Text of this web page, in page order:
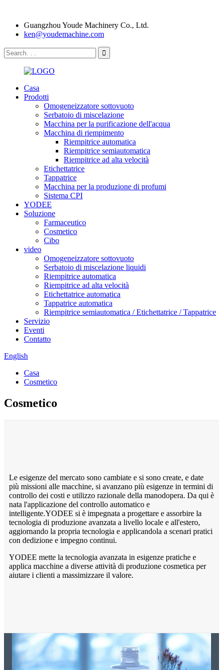
Guangzhou Youde Machinery Co., Ltd.
ken@youdemachine.com
Casa
Prodotti
Omogeneizzatore sottovuoto
Serbatoio di miscelazione
Macchina per la purificazione dell'acqua
Macchina di riempimento
Riempitrice automatica
Riempitrice semiautomatica
Riempitrice ad alta velocità
Etichettatrice
Tappatrice
Macchina per la produzione di profumi
Sistema CPI
YODEE
Soluzione
Farmaceutico
Cosmetico
Cibo
video
Omogeneizzatore sottovuoto
Serbatoio di miscelazione liquidi
Riempitrice automatica
Riempitrice ad alta velocità
Etichettatrice automatica
Tappatrice automatica
Riempitrice semiautomatica / Etichettatrice / Tappatrice
Servizio
Eventi
Contatto
English
Casa
Cosmetico
Cosmetico
Le esigenze del mercato sono cambiate e si sono create, e date
più missioni alle macchine, si avanzano più esigenze in termini di
controllo dei costi e utilizzo razionale della manodopera. Da qui è
nata l'applicazione del controllo automatico e
intelligente.YODEE si è impegnata a progettare e assorbire la
tecnologia di produzione avanzata a livello locale e all'estero,
aggiornando la propria tecnologia e applicandola a scenari pratici
con dedizione e impegno continui.
YODEE mette la tecnologia avanzata in esigenze pratiche e
applica macchine a diverse attività di produzione cosmetica per
aiutare i clienti a massimizzare il valore.